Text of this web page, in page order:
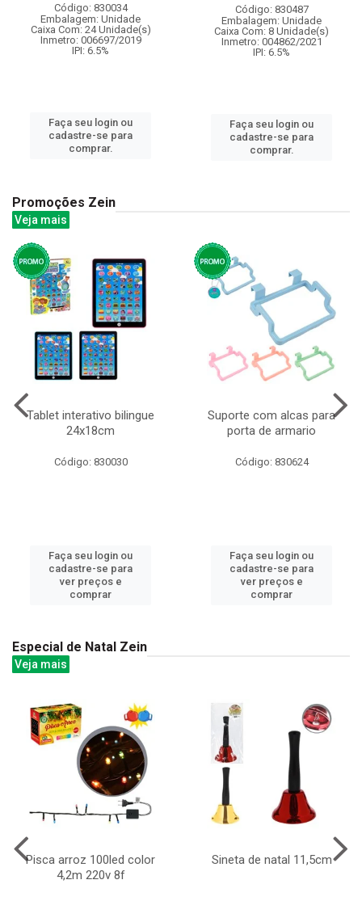
Código: 830034
Embalagem: Unidade
Caixa Com: 24 Unidade(s)
Inmetro: 006697/2019
IPI: 6.5%
Faça seu login ou
cadastre-se para
comprar.
Código: 830487
Embalagem: Unidade
Caixa Com: 8 Unidade(s)
Inmetro: 004862/2021
IPI: 6.5%
Faça seu login ou
cadastre-se para
comprar.
Promoções Zein
Veja mais
Tablet interativo bilingue
24x18cm
Código: 830030
Faça seu login ou
cadastre-se para
ver preços e
comprar
Suporte com alcas para
porta de armario
Código: 830624
Faça seu login ou
cadastre-se para
ver preços e
comprar
Especial de Natal Zein
Veja mais
Pisca arroz 100led color
4,2m 220v 8f
Sineta de natal 11,5cm